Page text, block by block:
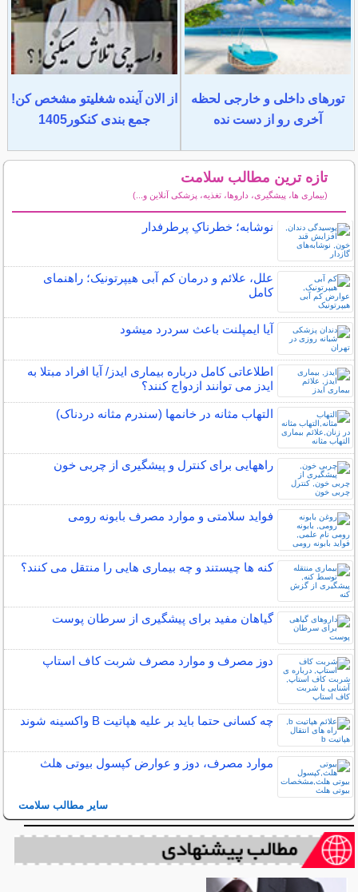
تورهای داخلی و خارجی لحظه
آخری رو از دست نده
از الان آینده شغلیتو مشخص کن!
جمع بندی کنکور1405
تازه ترین مطالب سلامت
(بیماری ها، پیشگیری، داروها، تغذیه، پزشکی آنلاین و...)
نوشابه؛ خطرناکِ پرطرفدار
علل، علائم و درمان کم آبی هیپرتونیک؛ راهنمای
کامل
آیا ایمپلنت باعث سردرد میشود
اطلاعاتی کامل درباره بیماری ایدز/ آیا افراد مبتلا به
ایدز می توانند ازدواج کنند؟
التهاب مثانه در خانمها (سندرم مثانه دردناک)
راههایی برای کنترل و پیشگیری از چربی خون
فواید سلامتی و موارد مصرف بابونه رومی
کنه ها چیستند و چه بیماری هایی را منتقل می کنند؟
گیاهان مفید برای پیشگیری از سرطان پوست
دوز مصرف و موارد مصرف شربت کاف استاپ
چه کسانی حتما باید بر علیه هپاتیت B واکسینه شوند
موارد مصرف، دوز و عوارض کپسول بیوتی هلث
سایر مطالب سلامت